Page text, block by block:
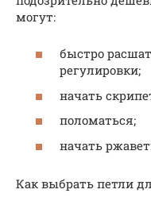
могут:
быстро
регулировки;
начать
поломаться;
начать
Как выбрать петли